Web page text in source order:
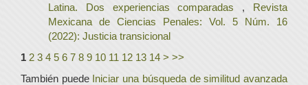
Latina. Dos experiencias comparadas , Revista
Mexicana de Ciencias Penales: Vol. 5 Núm. 16
(2022): Justicia transicional
1 2 3 4 5 6 7 8 9 10 11 12 13 14 > >>
También puede Iniciar una búsqueda de similitud avanzada